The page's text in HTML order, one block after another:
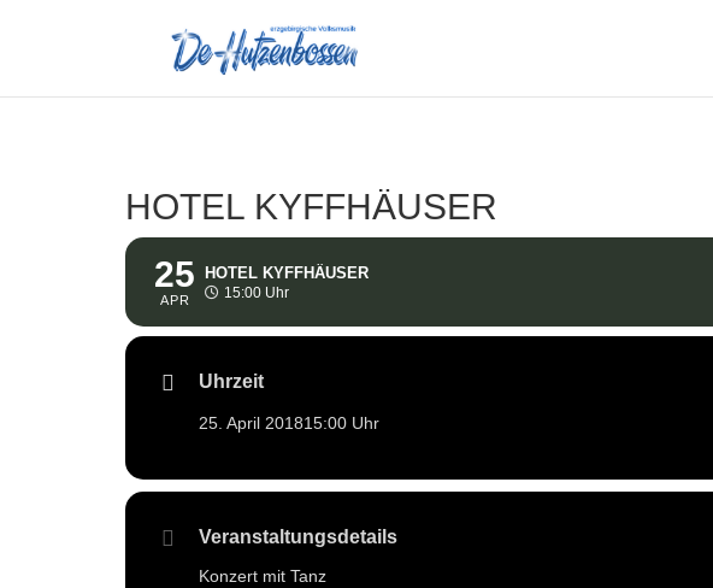
HOTEL KYFFHÄUSER
25
APR
HOTEL KYFFHÄUSER
15:00 Uhr
Uhrzeit
25. April 201815:00 Uhr
Veranstaltungsdetails
Konzert mit Tanz